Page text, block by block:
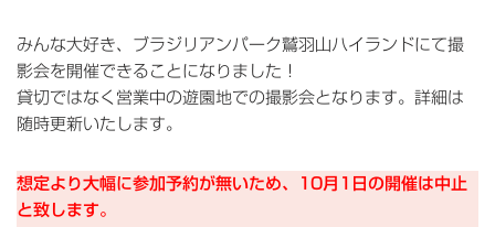
みんな大好き、ブラジリアンパーク鷲羽山ハイランドにて撮
影会を開催できることになりました！
貸切ではなく営業中の遊園地での撮影会となります。詳細は
随時更新いたします。
想定より大幅に参加予約が無いため、10月1日の開催は中止
と致します。